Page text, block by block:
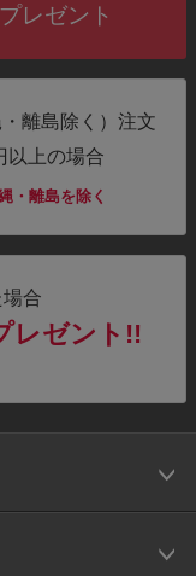
レゼント
離島除く）注文
以上の場合
・離島を除く
合
レゼント!!